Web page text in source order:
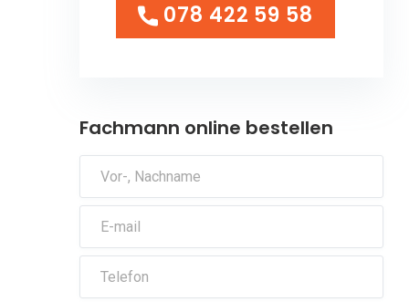
078 422 59 58
078 422 59 58
Fachmann online bestellen